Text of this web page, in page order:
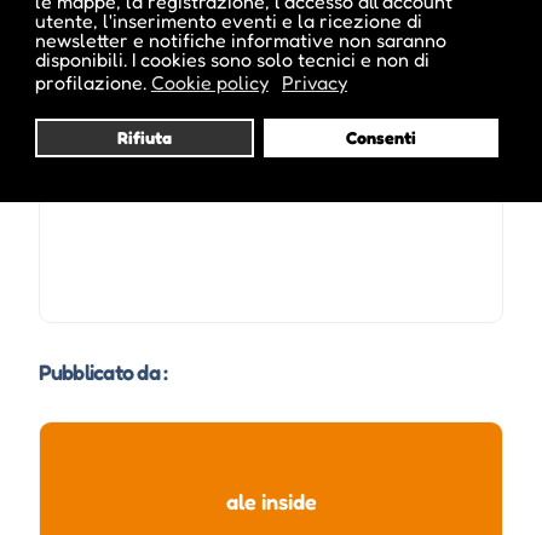
utente, l'inserimento eventi e la ricezione di
newsletter e notifiche informative non saranno
disponibili. I cookies sono solo tecnici e non di
profilazione. Cookie policy Privacy
Rifiuta Consenti
Date e orari evento :
Pubblicato da :
ale inside